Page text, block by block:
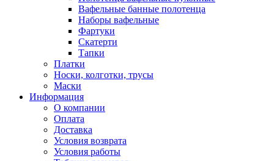
Вафельные банные полотенца
Наборы вафельные
Фартуки
Скатерти
Тапки
Платки
Носки, колготки, трусы
Маски
Информация
О компании
Оплата
Доставка
Условия возврата
Условия работы